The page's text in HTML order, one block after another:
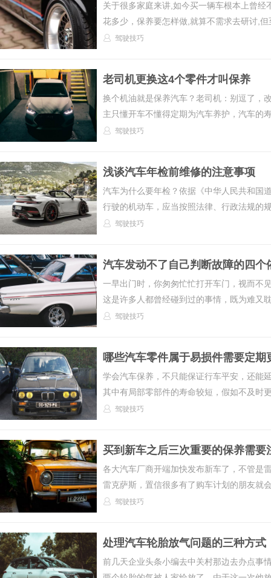
关于很多家庭来讲,如今买一辆车根本上曾
花多少，保养要怎样做,就算不需求去研讨,
驾驶技巧
老司机更换这4个零件才叫保养
换个机油就是保养汽车？老司机：别逗了，
主只懂开车不懂得定期为汽车养护，汽车的
驾驶技巧
浅谈汽车年检前维修的注意事项
汽车为什么要年检？依据《中华人民共和国
行驶的机动车，应当按照法律、行政法规的
驾驶技巧
汽车发动不了自己判断故障的四个
一早出门时，你匆匆忙忙打开车门，视而不
这是许多人都曾经碰到过的事情，既为难又
驾驶技巧
哪些汽车零件属于易损件需要定期
学会汽车保养，不只能保证行车平安，还能
其中有局部零部件的寿命较短，假如不及时
驾驶技巧
买到新车之后三次重要的保养需要
各大汽车厂商开端加快发布新车了，不管是
雷克萨斯，置信很多有了购车计划的朋友就
驾驶技巧
处理汽车轮胎放气问题的三种方式
前几天企业头条小编去中关村那边去办点事